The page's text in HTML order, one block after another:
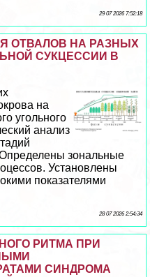
29 07 2026 7:52:18
ОТВАЛОВ НА РАЗНЫХ
СУКЦЕССИИ В
на
угольного
анализ
Определены зональные
Установлены
показателями
28 07 2026 2:54:34
РИТМА ПРИ
СИНДРОМА